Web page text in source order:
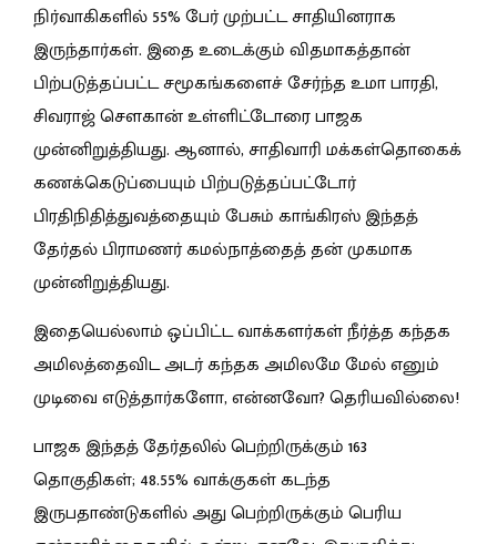
நிர்வாகிகளில் 55% பேர் முற்பட்ட சாதியினராக
இருந்தார்கள். இதை உடைக்கும் விதமாகத்தான்
பிற்படுத்தப்பட்ட சமூகங்களைச் சேர்ந்த உமா பாரதி,
சிவராஜ் சௌகான் உள்ளிட்டோரை பாஜக
முன்னிறுத்தியது. ஆனால், சாதிவாரி மக்கள்தொகைக்
கணக்கெடுப்பையும் பிற்படுத்தப்பட்டோர்
பிரதிநிதித்துவத்தையும் பேசும் காங்கிரஸ் இந்தத்
தேர்தல் பிராமணர் கமல்நாத்தைத் தன் முகமாக
முன்னிறுத்தியது.
இதையெல்லாம் ஒப்பிட்ட வாக்களர்கள் நீர்த்த கந்தக
அமிலத்தைவிட அடர் கந்தக அமிலமே மேல் எனும்
முடிவை எடுத்தார்களோ, என்னவோ? தெரியவில்லை!
பாஜக இந்தத் தேர்தலில் பெற்றிருக்கும் 163
தொகுதிகள்; 48.55% வாக்குகள் கடந்த
இருபதாண்டுகளில் அது பெற்றிருக்கும் பெரிய